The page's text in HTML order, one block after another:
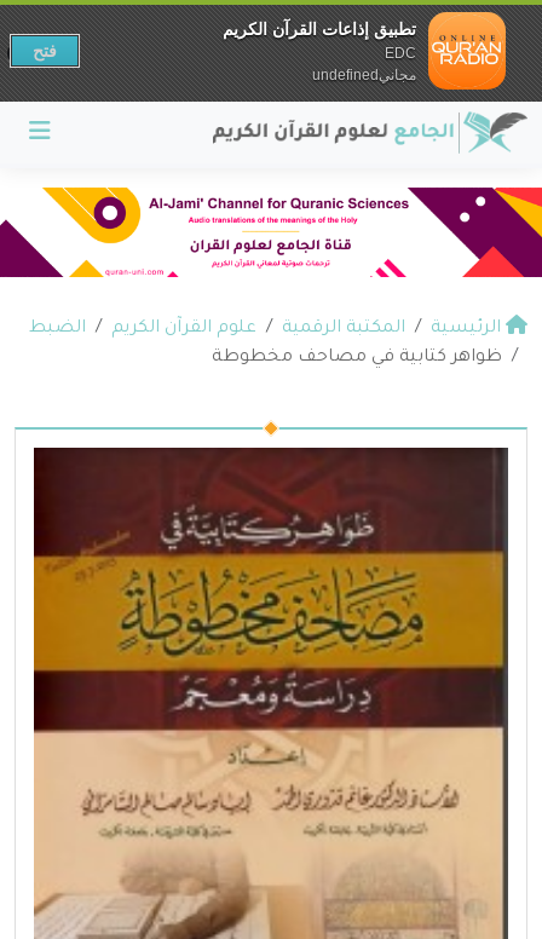
الرئيسية المكتبة الرقمية علوم القرآن الكريم
الضبط
ظواهر كتابية في مصاحف مخطوطة
تطبيق إذاعات القرآن الكريم
EDC
مجانيundefined
فتح